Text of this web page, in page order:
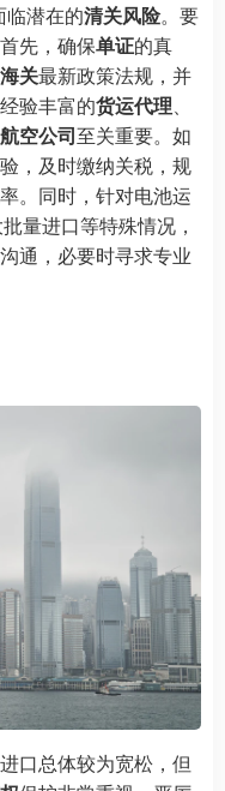
临潜在的清关风险。要
先，确保单证的真
海关最新政策法规，并
验丰富的货运代理、
航空公司至关重要。如
，及时缴纳关税，规
。同时，针对电池运
量进口等特殊情况，
通，必要时寻求专业
口总体较为宽松，但